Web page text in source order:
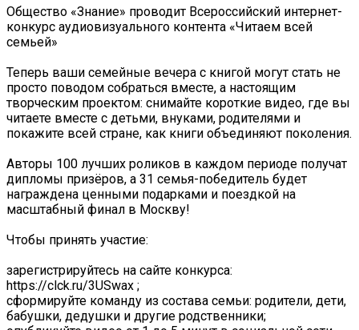
Общество «Знание» проводит Всероссийский интернет-
конкурс аудиовизуального контента «Читаем всей
семьей»
Теперь ваши семейные вечера с книгой могут стать не
просто поводом собраться вместе, а настоящим
творческим проектом: снимайте короткие видео, где вы
читаете вместе с детьми, внуками, родителями и
покажите всей стране, как книги объединяют поколения.
Авторы 100 лучших роликов в каждом периоде получат
дипломы призёров, а 31 семья-победитель будет
награждена ценными подарками и поездкой на
масштабный финал в Москву!
Чтобы принять участие:
зарегистрируйтесь на сайте конкурса:
https://clck.ru/3USwax ;
сформируйте команду из состава семьи: родители, дети,
бабушки, дедушки и другие родственники;